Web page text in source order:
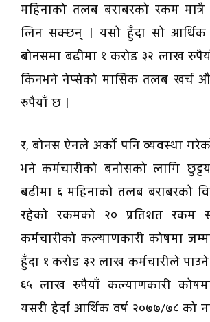
महिनाको तलब बराबरको रकम
लिन सक्छन् । यसो हुँदा सो आर्थिक
बोनसमा बढीमा १ करोड ३२ लाख रुपैयाँ
किनभने नेप्सेको मासिक तलब खर्च
रुपैयाँ छ ।
र, बोनस ऐनले अर्काे पनि व्यवस्था
भने कर्मचारीको बनोसको लागि
बढीमा ६ महिनाको तलब बराबरको
रहेको रकमको २० प्रतिशत रकम
कर्मचारीको कल्याणकारी कोषमा
हुँदा १ करोड ३२ लाख कर्मचारीले
६५ लाख रुपैयाँ कल्याणकारी
यसरी हेर्दा आर्थिक वर्ष २०७७/७८ को